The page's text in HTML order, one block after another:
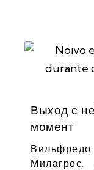
Выход с
момент